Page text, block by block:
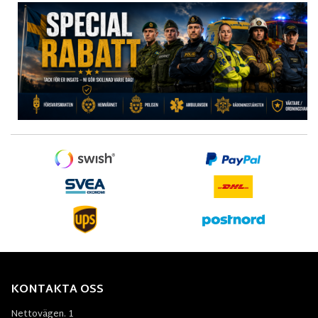
KONTAKTA OSS
Nettovägen. 1